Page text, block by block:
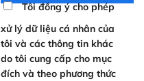
Tôi đồng ý cho phép
xử lý dữ liệu cá nhân của
tôi và các thông tin khác
do tôi cung cấp cho mục
đích và theo phương thức